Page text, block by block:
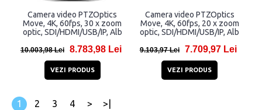
Camera video PTZOptics
Move, 4K, 60fps, 30 x zoom
optic, SDI/HDMI/USB/IP, Alb
10.003,98 Lei 8.783,98 Lei
VEZI PRODUS
Camera video PTZOptics
Move, 4K, 60fps, 20 x zoom
optic, SDI/HDMI/USB/IP, Alb
9.103,97 Lei 7.709,97 Lei
VEZI PRODUS
1 2 3 4 > >|